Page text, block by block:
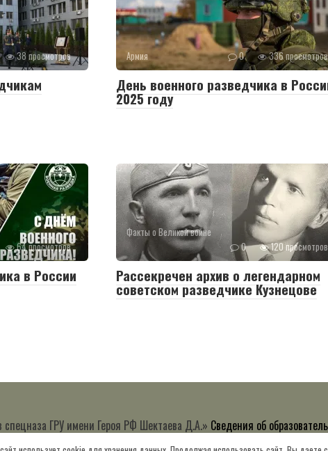
38 просмотров Армия 0 336 просмотров
День военного разведчика в
2025 году
64 просмотров
в России
Факты о Великой войне
0
120 просмотров
Рассекречен архив о легендарном
советском разведчике Кузнецове
ГРУ имени Героя РФ Шектаева Д.А.» Сведения об